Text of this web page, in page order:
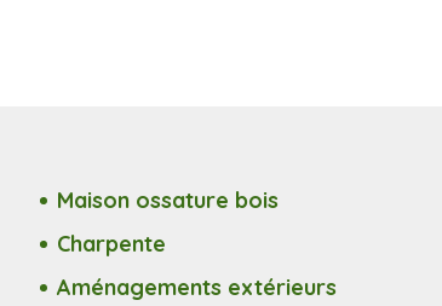
Maison ossature bois
Charpente
Aménagements extérieurs